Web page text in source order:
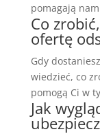
pomagają
Co
ofertę
Gdy
wiedzieć, co
pomogą Ci w
Jak